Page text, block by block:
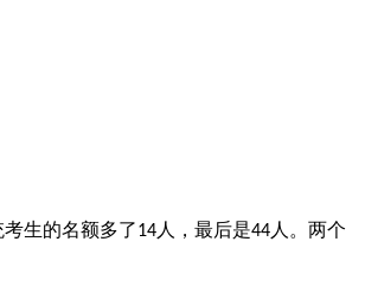
考生的名额多了14人，最后是44人。两个